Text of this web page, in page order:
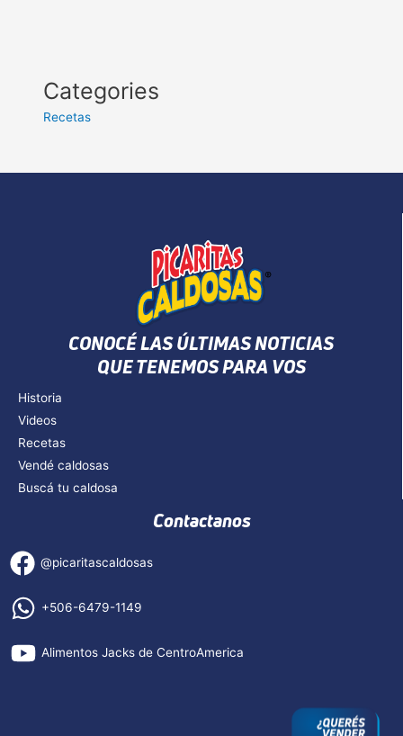
Categories
Recetas
CONOCÉ LAS ÚLTIMAS NOTICIAS
QUE TENEMOS PARA VOS
Historia
Videos
Recetas
Vendé caldosas
Buscá tu caldosa
Contactanos
@picaritascaldosas
+506-6479-1149
Alimentos Jacks de CentroAmerica